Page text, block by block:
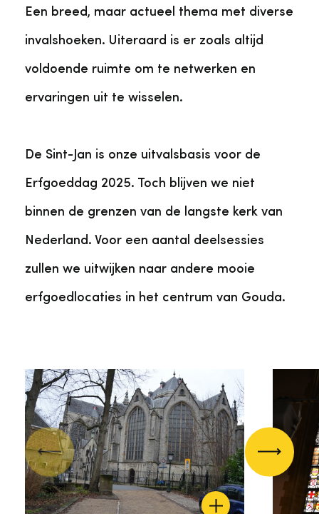
Een breed, maar actueel thema met diverse
invalshoeken. Uiteraard is er zoals altijd
voldoende ruimte om te netwerken en
ervaringen uit te wisselen.
De Sint-Jan is onze uitvalsbasis voor de
Erfgoeddag 2025. Toch blijven we niet
binnen de grenzen van de langste kerk van
Nederland. Voor een aantal deelsessies
zullen we uitwijken naar andere mooie
erfgoedlocaties in het centrum van Gouda.
Vorige